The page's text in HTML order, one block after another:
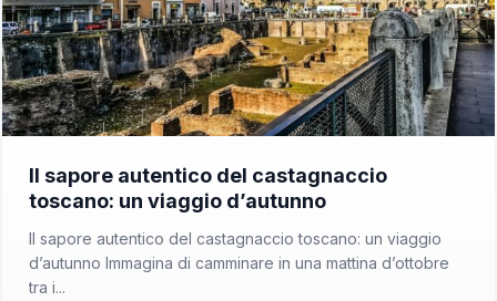
Il sapore autentico del castagnaccio
toscano: un viaggio d’autunno
Il sapore autentico del castagnaccio toscano: un viaggio
d’autunno Immagina di camminare in una mattina d’ottobre
tra i...